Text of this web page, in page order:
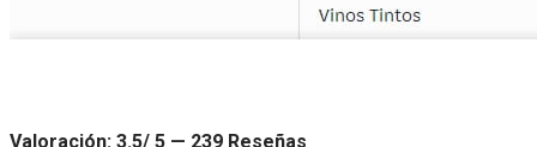
Valoración: 3.5/ 5 — 239 Reseñas